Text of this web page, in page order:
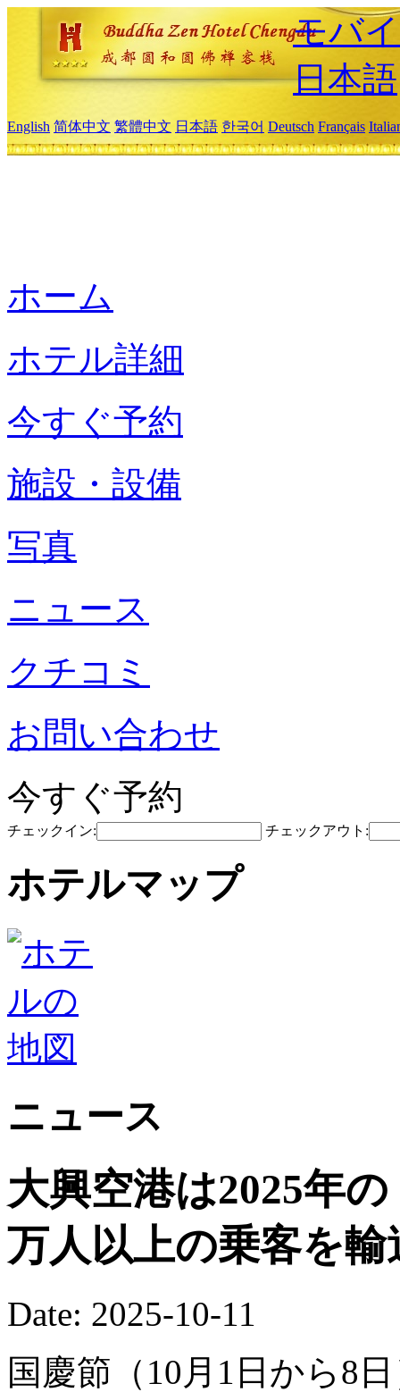
モバ
日本語
English 简体中文 繁體中文 日本語 한국어 Deutsch Français
ホーム
ホテル詳細
今すぐ予約
施設・設備
写真
ニュース
クチコミ
お問い合わせ
今すぐ予約
チェックイン: チェックアウト:
ホテルマップ
ニュース
大興空港は2025年
万人以上の乗客を
Date: 2025-10-11
国慶節（10月1日から8